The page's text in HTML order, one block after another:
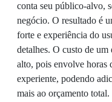
conta seu público-alvo,
negócio. O resultado é
forte e experiência do
detalhes. O custo de
alto, pois envolve horas
experiente, podendo
mais ao orçamento